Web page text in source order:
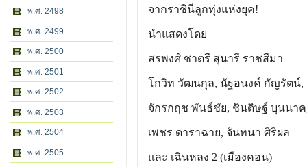
พ.ศ. 2498
พ.ศ. 2499
พ.ศ. 2500
พ.ศ. 2501
พ.ศ. 2502
พ.ศ. 2503
พ.ศ. 2504
พ.ศ. 2505
จากราชินีลูกทุ่งแห่งยุค!
นำแสดงโดย
สรพงศ์ ชาตรี สุนารี ราชสีมา
โกวิท วัฒนกุล, นัฐอนงค์ กัญรัตน์,
จักรกฤช พันธ์ชัย, ชินดิษฐ์ บุนนา
เพชร ดาราฉาย, จันทนา ศิริผล
และ เฉินหลง 2 (เมืองคอน)